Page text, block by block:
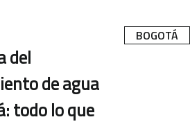
BOGOTÁ
del
de agua
todo lo que